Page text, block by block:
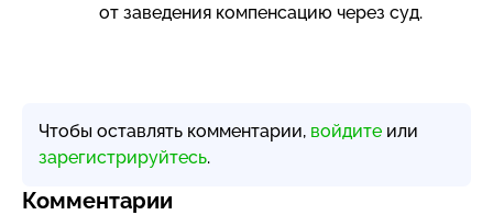
от заведения компенсацию через суд.
Чтобы оставлять комментарии, войдите или
зарегистрируйтесь.
Комментарии